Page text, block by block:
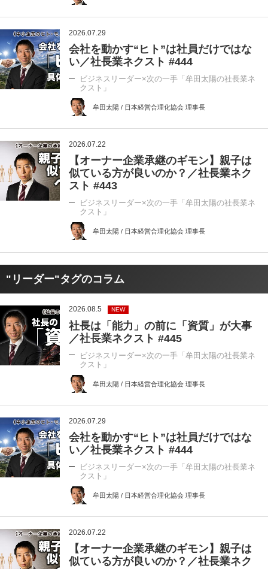
2026.07.29
会社を動かす“ヒト”は社員だけではな
い／社長業ネクスト #444
ビジネスリーダー×次の一手「牟田太陽の社長業ネ
クスト」
牟田太陽 / 日本経営合理化協会 理事長
2026.07.22
【オーナー企業承継のギモン】親子は
似ている方が良いのか？／社長業ネク
スト #443
ビジネスリーダー×次の一手「牟田太陽の社長業ネ
クスト」
牟田太陽 / 日本経営合理化協会 理事長
"リーダー"タグのコラム
2026.08.5 NEW
社長は「能力」の前に「資質」が大事
／社長業ネクスト #445
ビジネスリーダー×次の一手「牟田太陽の社長業ネ
クスト」
牟田太陽 / 日本経営合理化協会 理事長
2026.07.29
会社を動かす“ヒト”は社員だけではな
い／社長業ネクスト #444
ビジネスリーダー×次の一手「牟田太陽の社長業ネ
クスト」
牟田太陽 / 日本経営合理化協会 理事長
2026.07.22
【オーナー企業承継のギモン】親子は
似ている方が良いのか？／社長業ネク